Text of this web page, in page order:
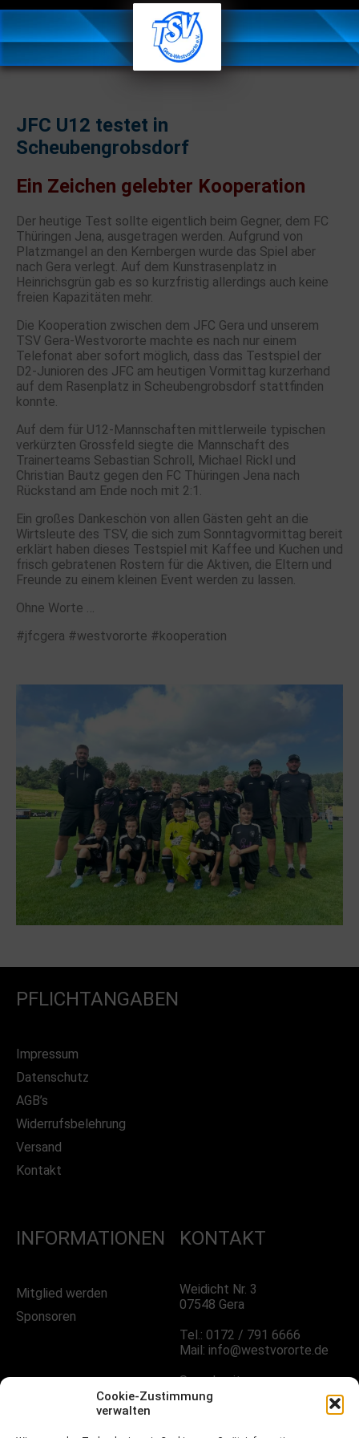
Cookie-Zustimmung
verwalten
JFC U12 testet in
Scheubengrobsdorf
Ein Zeichen gelebter Kooperation
Der heutige Test sollte eigentlich beim Gegner, dem FC
Thüringen Jena, ausgetragen werden. Aufgrund von
Platzmangel an den Kernbergen wurde das Spiel aber
nach Gera verlegt. Auf dem Kunstrasenplatz in
Heinrichsgrün gab es so kurzfristig allerdings auch keine
freien Kapazitäten mehr.
Die Kooperation zwischen dem JFC Gera und unserem
TSV Gera-Westvororte machte es nach nur einem
Telefonat aber sofort möglich, dass das Testspiel der
D2-Junioren des JFC am heutigen Vormittag kurzerhand
auf dem Rasenplatz in Scheubengrobsdorf stattfinden
konnte.
Auf dem für U12-Mannschaften mittlerweile typischen
verkürzten Grossfeld siegte die Mannschaft des
Trainerteams Sebastian Schroll, Michael Rickl und
Christian Bautz gegen den FC Thüringen Jena nach
Rückstand am Ende noch mit 2:1.
Ein großes Dankeschön von allen Gästen geht an die
Wirtsleute des TSV, die sich zum Sonntagvormittag bereit
erklärt haben dieses Testspiel mit Kaffee und Kuchen und
frisch gebratenen Rostern für die Aktiven, die Eltern und
Freunde zu einem kleinen Event werden zu lassen.
Ohne Worte …
#jfcgera #westvororte #kooperation
PFLICHTANGABEN
Impressum
Datenschutz
AGB’s
Widerrufsbelehrung
Versand
Kontakt
INFORMATIONEN
Mitglied werden
Sponsoren
KONTAKT
Weidicht Nr. 3
07548 Gera
Tel.: 0172 / 791 6666
Mail: info@westvororte.de
Sprechzeiten:
Nach Vereinbarung